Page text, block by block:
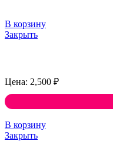
В корзину
Закрыть
2,500 ₽
В корзину
Закрыть